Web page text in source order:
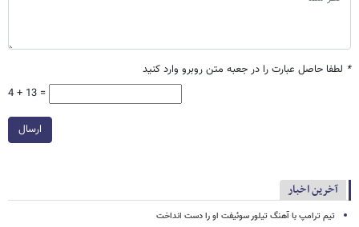
* لطفا حاصل عبارت را در جعبه متن روبرو وارد کنید
4 + 13 =
ارسال
آخرین اخبار
تیم ترامپ با آهنگ تیلور سوئیفت او را دست انداخت